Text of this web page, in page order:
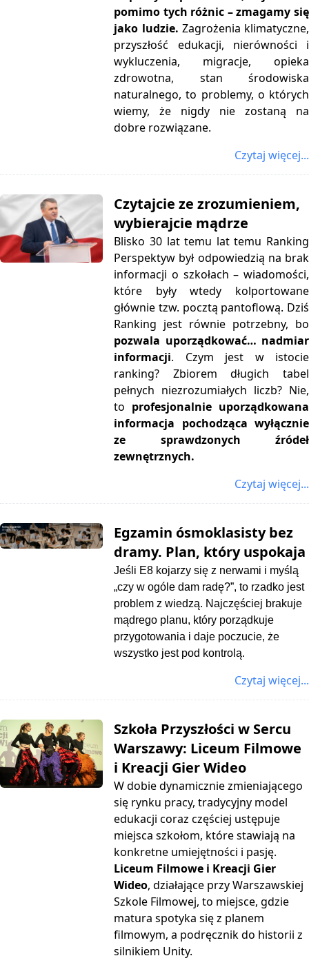
pomimo tych różnic – zmagamy się
jako ludzie. Zagrożenia klimatyczne,
przyszłość edukacji, nierówności i
wykluczenia, migracje, opieka
zdrowotna, stan środowiska
naturalnego, to problemy, o których
wiemy, że nigdy nie zostaną na
dobre rozwiązane.
Czytaj więcej...
Czytajcie ze zrozumieniem,
wybierajcie mądrze
Blisko 30 lat temu lat temu Ranking
Perspektyw był odpowiedzią na brak
informacji o szkołach – wiadomości,
które były wtedy kolportowane
głównie tzw. pocztą pantoflową. Dziś
Ranking jest równie potrzebny, bo
pozwala uporządkować… nadmiar
informacji. Czym jest w istocie
ranking? Zbiorem długich tabel
pełnych niezrozumiałych liczb? Nie,
to profesjonalnie uporządkowana
informacja pochodząca wyłącznie
ze sprawdzonych źródeł
zewnętrznych.
Czytaj więcej...
Egzamin ósmoklasisty bez
dramy. Plan, który uspokaja
Jeśli E8 kojarzy się z nerwami i myślą
„czy w ogóle dam radę?”, to rzadko jest
problem z wiedzą. Najczęściej brakuje
mądrego planu, który porządkuje
przygotowania i daje poczucie, że
wszystko jest pod kontrolą.
Czytaj więcej...
Szkoła Przyszłości w Sercu
Warszawy: Liceum Filmowe
i Kreacji Gier Wideo
W dobie dynamicznie zmieniającego
się rynku pracy, tradycyjny model
edukacji coraz częściej ustępuje
miejsca szkołom, które stawiają na
konkretne umiejętności i pasję.
Liceum Filmowe i Kreacji Gier
Wideo, działające przy Warszawskiej
Szkole Filmowej, to miejsce, gdzie
matura spotyka się z planem
filmowym, a podręcznik do historii z
silnikiem Unity.